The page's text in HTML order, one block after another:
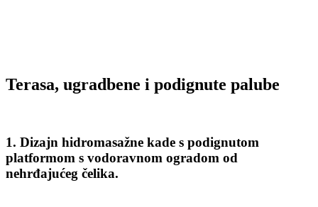
Terasa, ugradbene i podignute palube
1. Dizajn hidromasažne kade s podignutom
platformom s vodoravnom ogradom od
nehrđajućeg čelika.